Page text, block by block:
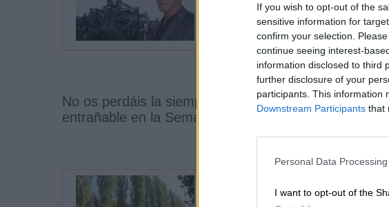
If you wish to opt-out of the
sensitive information for
confirm your selection.
continue seeing interest-
information disclosed to third
further disclosure of your
participants. This information
Downstream Participants that
Personal Data
I want to opt-out of the
Por Javier Granados
No os perdáis la siempre evocación poética de
entrañable en la Semana Santa que un paseo entre
A mis Álamos